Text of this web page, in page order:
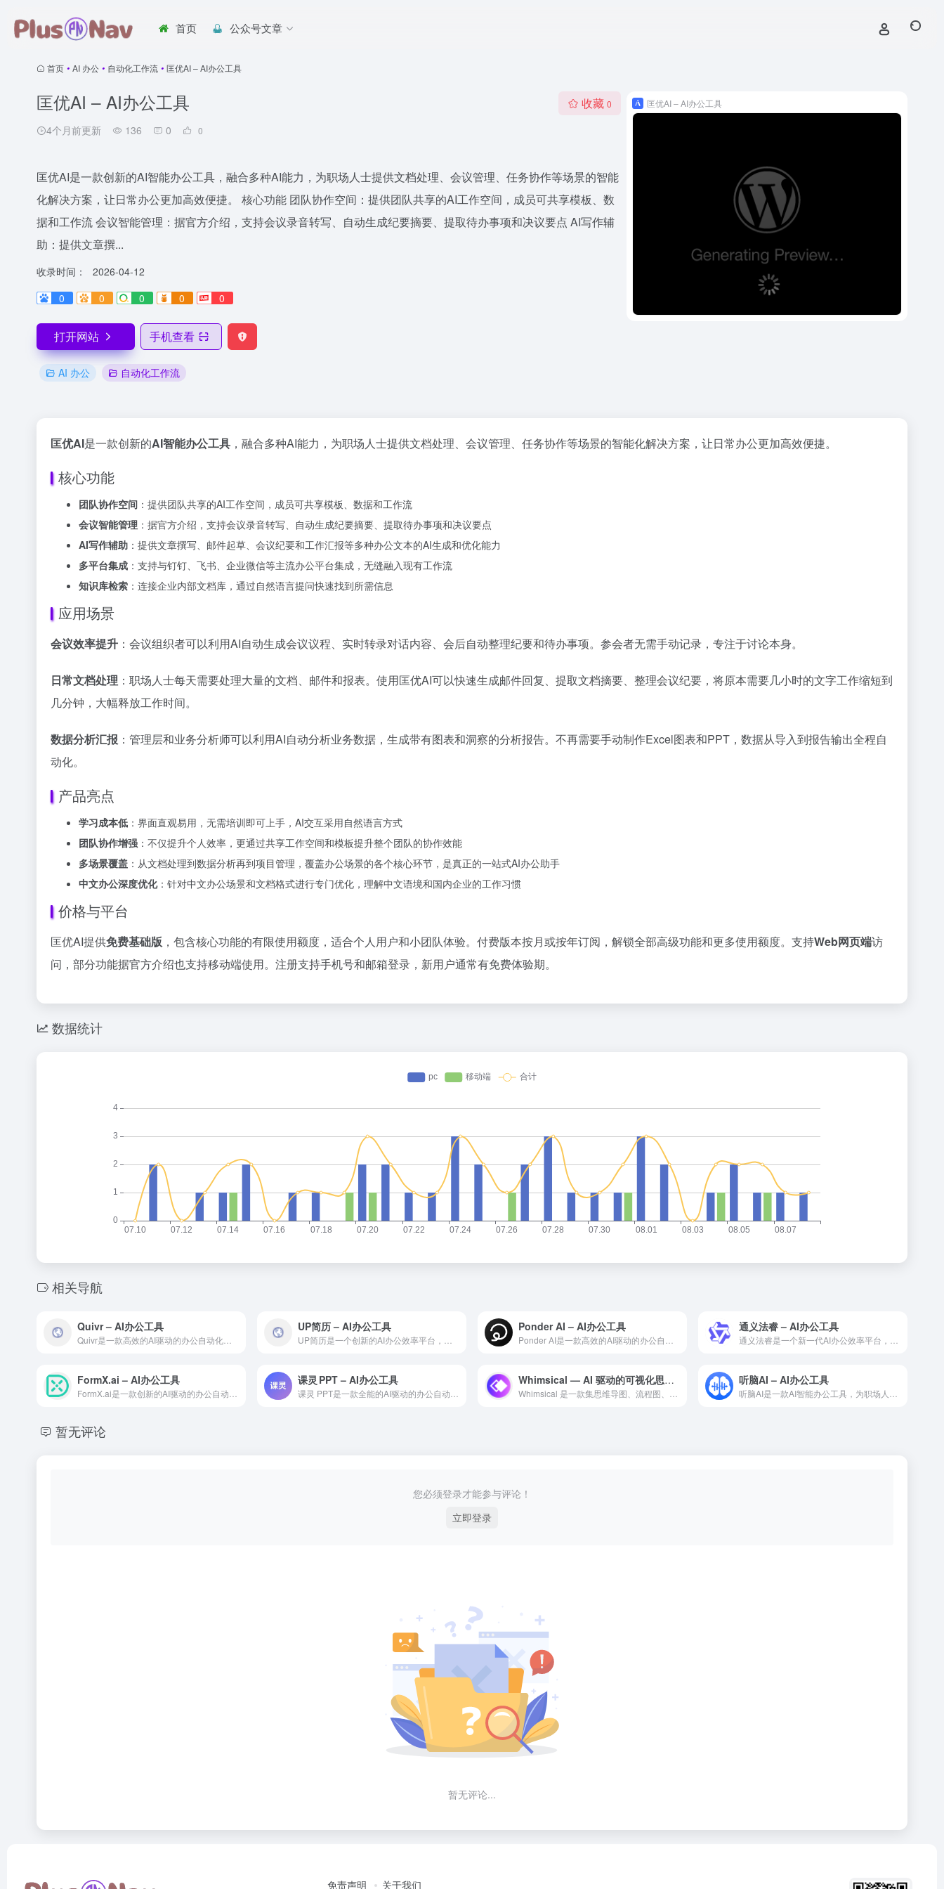
首页 公众号文章
首页 • AI 办公 • 自动化工作流 • 匡优AI – AI办公工具
匡优AI – AI办公工具
4个月前更新 136 0 0
收藏 0
匡优AI是一款创新的AI智能办公工具，融合多种AI能力，为职场人士提供文档处理、会议管理、任务协作等场景的智能
化解决方案，让日常办公更加高效便捷。 核心功能 团队协作空间：提供团队共享的AI工作空间，成员可共享模板、数
据和工作流 会议智能管理：据官方介绍，支持会议录音转写、自动生成纪要摘要、提取待办事项和决议要点 AI写作辅
助：提供文章撰...
收录时间：
2026-04-12
0
0 0 0 0
打开网站 手机查看
AI 办公 自动化工作流
匡优AI – AI办公工具
匡优AI是一款创新的AI智能办公工具 ，融合多种AI能力，为职场人士提供文档处理、会议管理、任务协作等场景的智能化解决方案，让日常办公更加高效便捷。
核心功能
团队协作空间 ：提供团队共享的AI工作空间，成员可共享模板、数据和工作流
会议智能管理 ：据官方介绍，支持会议录音转写、自动生成纪要摘要、提取待办事项和决议要点
AI写作辅助 ：提供文章撰写、邮件起草、会议纪要和工作汇报等多种办公文本的AI生成和优化能力
多平台集成 ：支持与钉钉、飞书、企业微信等主流办公平台集成，无缝融入现有工作流
知识库检索 ：连接企业内部文档库，通过自然语言提问快速找到所需信息
应用场景
会议效率提升 ：会议组织者可以利用AI自动生成会议议程、实时转录对话内容、会后自动整理纪要和待办事项。参会者无需手动记录，专注于讨论本身。
日常文档处理 ：职场人士每天需要处理大量的文档、邮件和报表。使用匡优AI可以快速生成邮件回复、提取文档摘要、整理会议纪要，将原本需要几小时的文字工作缩短到
几分钟，大幅释放工作时间。
数据分析汇报 ：管理层和业务分析师可以利用AI自动分析业务数据，生成带有图表和洞察的分析报告。不再需要手动制作Excel图表和PPT，数据从导入到报告输出全程自
动化。
产品亮点
学习成本低 ：界面直观易用，无需培训即可上手，AI交互采用自然语言方式
团队协作增强 ：不仅提升个人效率，更通过共享工作空间和模板提升整个团队的协作效能
多场景覆盖 ：从文档处理到数据分析再到项目管理，覆盖办公场景的各个核心环节，是真正的一站式AI办公助手
中文办公深度优化：针对中文办公场景和文档格式进行专门优化，理解中文语境和国内企业的工作习惯
价格与平台
匡优AI提供免费基础版 ，包含核心功能的有限使用额度，适合个人用户和小团队体验。付费版本按月或按年订阅，解锁全部高级功能和更多使用额度。支持Web网页端访
问，部分功能据官方介绍也支持移动端使用。注册支持手机号和邮箱登录，新用户通常有免费体验期。
数据统计
相关导航
Quivr – AI办公工具 UP简历 – AI办公工具 Ponder AI – AI办公工具 通义法睿 – AI办公工具
FormX.ai – AI办公工具 课灵 PPT – AI办公工具 Whimsical — AI 驱动的可视化思维与协作白板工具 听脑AI – AI办公工具
暂无评论
您必须登录才能参与评论！
立即登录
暂无评论...
免责声明 关于我们